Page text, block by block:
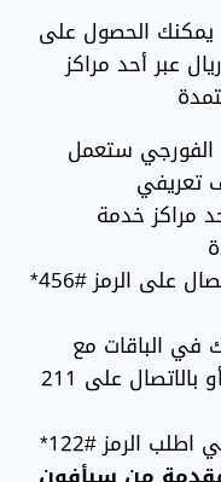
يمكنك الحصول على
شريحة الفورجي فقط مقابل 500 ريال عبر أحد مراكز
الفورجي ستعمل
تعريفي
مراكز خدمة
• يمكنك الاشتراك في الباقات بالاتصال على الرمز #456*
في الباقات مع
الأسعار، أرسل “فورجي” إلى 211 أو بالاتصال على 211
الرمز #122*